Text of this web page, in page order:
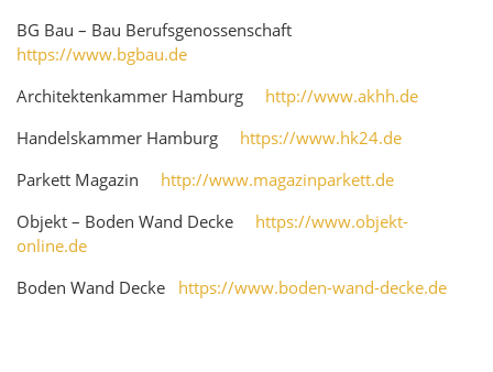
BG Bau – Bau Berufsgenossenschaft
https://www.bgbau.de
Architektenkammer Hamburg http://www.akhh.de
Handelskammer Hamburg https://www.hk24.de
Parkett Magazin http://www.magazinparkett.de
Objekt – Boden Wand Decke https://www.objekt-
online.de
Boden Wand Decke https://www.boden-wand-decke.de